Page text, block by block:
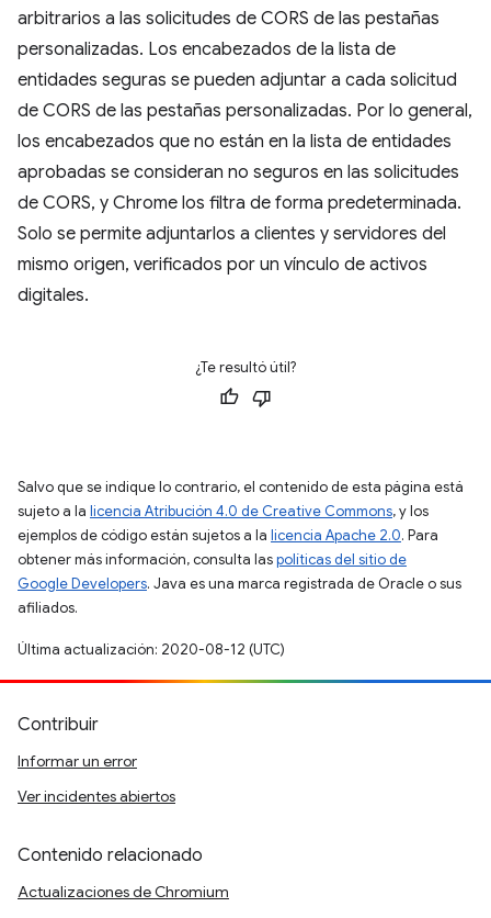
arbitrarios a las solicitudes de CORS de las pestañas
personalizadas. Los encabezados de la lista de
entidades seguras se pueden adjuntar a cada solicitud
de CORS de las pestañas personalizadas. Por lo general,
los encabezados que no están en la lista de entidades
aprobadas se consideran no seguros en las solicitudes
de CORS, y Chrome los filtra de forma predeterminada.
Solo se permite adjuntarlos a clientes y servidores del
mismo origen, verificados por un vínculo de activos
digitales.
¿Te resultó útil?
Salvo que se indique lo contrario, el contenido de esta página está
sujeto a la licencia Atribución 4.0 de Creative Commons, y los
ejemplos de código están sujetos a la licencia Apache 2.0. Para
obtener más información, consulta laspolíticas del sitio de
Google Developers. Java es una marca registrada de Oracle o sus
afiliados.
Última actualización: 2020-08-12 (UTC)
Contribuir
Informar un error
Ver incidentes abiertos
Contenido relacionado
Actualizaciones de Chromium